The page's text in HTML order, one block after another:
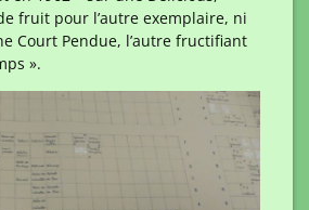
fruit pour l’autre exemplaire, ni
Court Pendue, l’autre fructifiant
».